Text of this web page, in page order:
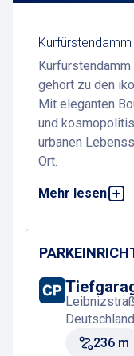
Kurfürstendamm
Kurfürstendamm
gehört zu den
Mit eleganten
und
urbanen
Ort.
Mehr lesen
Der Boulevard
und Moderne –
Genießen.
bequem
dieser Seite.
Highlights und
Deutschland
236 m